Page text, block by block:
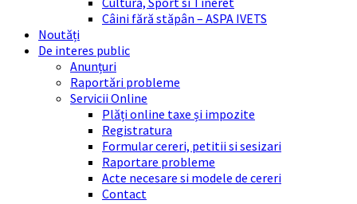
Câini fără stăpân – ASPA IVETS
Noutăți
De interes public
Anunțuri
Raportări probleme
Servicii Online
Plăți online taxe și impozite
Registratura
Formular cereri, petitii si sesizari
Raportare probleme
Acte necesare si modele de cereri
Contact